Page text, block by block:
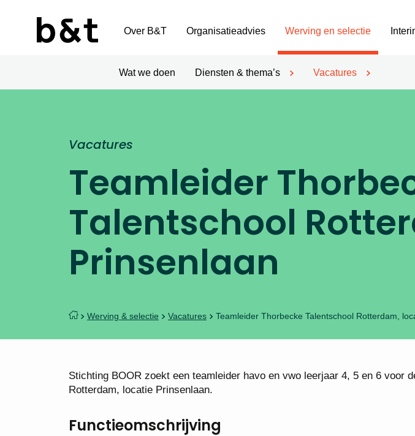
Over B&T Organisatieadvies Werving en selectie
Wat we doen Diensten & thema’s Vacatures
Teamleider
Talentschool
Prinsenlaan
Vacatures
Werving & selectie Vacatures Teamleider Thorbecke Talentschool Rotterdam,
Stichting BOOR zoekt een teamleider havo en vwo leerjaar 4, 5 en 6 voor
Rotterdam, locatie Prinsenlaan.
Functieomschrijving